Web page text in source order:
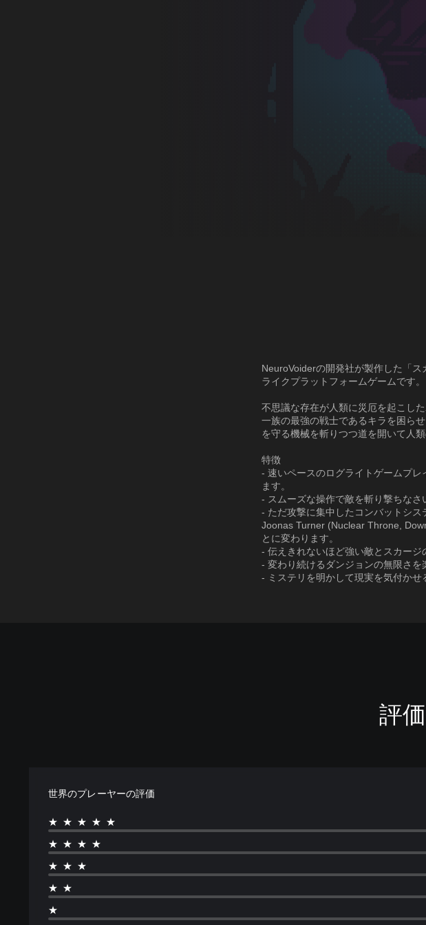
NeuroVoiderの開発社が製作した「
ライクプラットフォームゲームです。
不思議な存在が人類に災厄を起こし
一族の最強の戦士であるキラを困ら
を守る機械を斬りつつ道を開いて人
特徴
- 速いペースのログライトゲームプ
ます。
- スムーズな操作で敵を斬り撃ちなさ
- ただ攻撃に集中したコンバットシス
Joonas Turner (Nuclear Throne,
とに変わります。
- 伝えきれないほど強い敵とスカージ
- 変わり続けるダンジョンの無限さを
- ミステリを明かして現実を気付かせ
評
世界のプレーヤーの評価
★★★★★
★★★★
★★★
★★
★